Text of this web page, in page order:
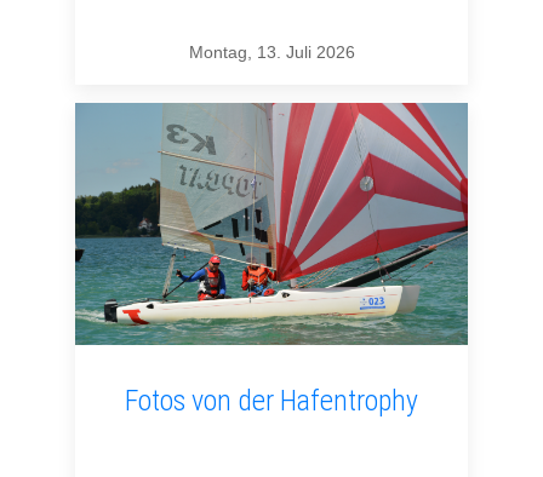
Montag, 13. Juli 2026
Fotos von der Hafentrophy